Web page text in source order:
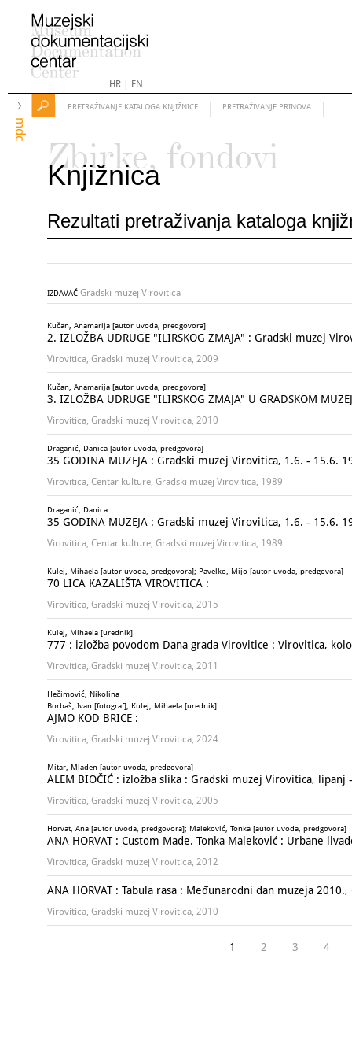
HR| EN
mdc
PRETRAŽIVANJE KATALOGA KNJIŽNICE PRETRAŽIVANJE PRINOVA
Zbirke, fondovi
Knjižnica
Rezultati pretraživanja kataloga
IZDAVAČ Gradski muzej Virovitica
Kučan, Anamarija [autor uvoda, predgovora]
2. IZLOŽBA UDRUGE "ILIRSKOG ZMAJA" : Gradski muzej
Virovitica, Gradski muzej Virovitica, 2009
Kučan, Anamarija [autor uvoda, predgovora]
3. IZLOŽBA UDRUGE "ILIRSKOG ZMAJA" U GRADSKOM
Virovitica, Gradski muzej Virovitica, 2010
Draganić, Danica [autor uvoda, predgovora]
35 GODINA MUZEJA : Gradski muzej Virovitica, 1.6. - 15.6.
Virovitica, Centar kulture, Gradski muzej Virovitica, 1989
Draganić, Danica
35 GODINA MUZEJA : Gradski muzej Virovitica, 1.6. - 15.6.
Virovitica, Centar kulture, Gradski muzej Virovitica, 1989
Kulej, Mihaela [autor uvoda, predgovora]; Pavelko, Mijo [autor uvoda, predgovora]
70 LICA KAZALIŠTA VIROVITICA :
Virovitica, Gradski muzej Virovitica, 2015
Kulej, Mihaela [urednik]
777 : izložba povodom Dana grada Virovitice : Virovitica,
Virovitica, Gradski muzej Virovitica, 2011
Hečimović, Nikolina
Borbaš, Ivan [fotograf]; Kulej, Mihaela [urednik]
AJMO KOD BRICE :
Virovitica, Gradski muzej Virovitica, 2024
Mitar, Mladen [autor uvoda, predgovora]
ALEM BIOČIĆ : izložba slika : Gradski muzej Virovitica, lipanj
Virovitica, Gradski muzej Virovitica, 2005
Horvat, Ana [autor uvoda, predgovora]; Maleković, Tonka [autor uvoda, predgovora]
ANA HORVAT : Custom Made. Tonka Maleković : Urbane
Virovitica, Gradski muzej Virovitica, 2012
ANA HORVAT : Tabula rasa : Međunarodni dan muzeja
Virovitica, Gradski muzej Virovitica, 2010
1 2 3 4